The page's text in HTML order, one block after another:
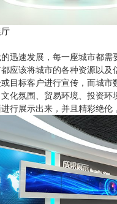
速发展，每一座城市都需
应该将城市的各种资源以及
目标客户进行宣传，而城市
化氛围、贸易环境、投资环
行展示出来，并且精彩绝伦